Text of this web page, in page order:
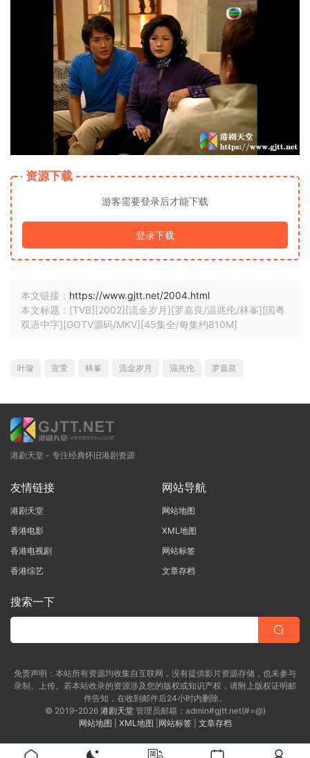
资源下载
游客需要登录后才能下载
登录下载
本文链接： https://www.gjtt.net/2004.html
本文标题：[TVB][2002][流金岁月][罗嘉良/温兆伦/林峯][国粤
双语中字][GOTV源码/MKV][45集全/每集约810M]
叶璇 宣萱 林峯 流金岁月 温兆伦 罗嘉良
港剧天堂 - 专注经典怀旧港剧资源
友情链接
港剧天堂
香港电影
香港电视剧
香港综艺
网站导航
网站地图
XML地图
网站标签
文章存档
搜索一下
免责声明：本站所有资源均收集自互联网，没有提供影片资源存储，也未参与
录制、上传。若本站收录的资源涉及您的版权或知识产权，请附上版权证明邮
件告知，在收到邮件后24小时内删除。
© 2019-2026 港剧天堂管理员邮箱：admin#gjtt.net(#=@)
网站地图
XML地图 网站标签| 文章存档